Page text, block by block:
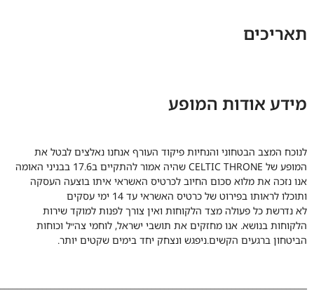
תאריכים
מידע אודות המופע
לנוכח המצב הבטחוני והנחיות פיקוד העורף אנחנו נאלצים לבטל את
המופע של CELTIC THRONE שהיה אמור להתקיים ב17.6 בבניני האומה
אנו נזכה את מלוא סכום החיוב לכרטיס האשראי איתו בוצעה העסקה
ותוכלו לראותו בפירוט של כרטיס האשראי עד 14 ימי עסקים
לא נדרשת כל פעולה מצד הלקוחות ואין צורך לפנות למוקד שירות
הלקוחות בנושא. אנו מחזקים את תושבי ישראל, לוחמי צה״ל וכוחות
הביטחון ברגעים הקשים.ניפגש ונצחק יחד בימים שקטים יותר.